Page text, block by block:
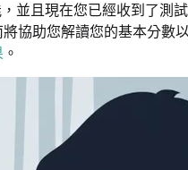
並且現在您已經收到了測試
協助您解讀您的基本分數
。